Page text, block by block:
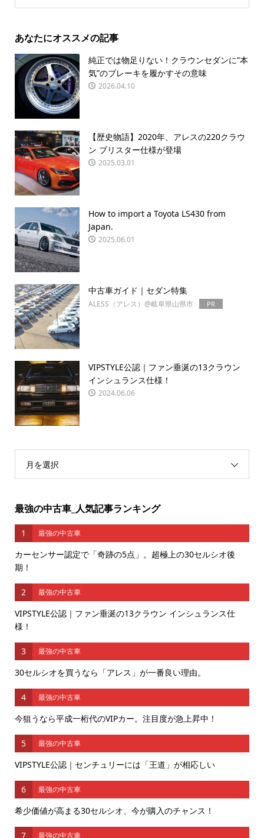
あなたにオススメの記事
純正では物足りない！クラウンセダンに”本
気”のブレーキを履かすその意味
2026.04.10
【歴史物語】2020年、アレスの220クラウ
ン ブリスター仕様が登場
2025.03.01
How to import a Toyota LS430 from
Japan.
2025.06.01
中古車ガイド｜セダン特集
ALESS（アレス）@岐阜県山県市 PR
VIPSTYLE公認｜ファン垂涎の13クラウン
インシュランス仕様！
2024.06.06
月を選択
最強の中古車_人気記事ランキング
1 最強の中古車
カーセンサー認定で「奇跡の5点」。超極上の30セルシオ後
期！
2 最強の中古車
VIPSTYLE公認｜ファン垂涎の13クラウン インシュランス仕
様！
3 最強の中古車
30セルシオを買うなら「アレス」が一番良い理由。
4 最強の中古車
今狙うなら平成一桁代のVIPカー。注目度が急上昇中！
5 最強の中古車
VIPSTYLE公認｜センチュリーには「王道」が相応しい
6 最強の中古車
希少価値が高まる30セルシオ、今が購入のチャンス！
7 最強の中古車